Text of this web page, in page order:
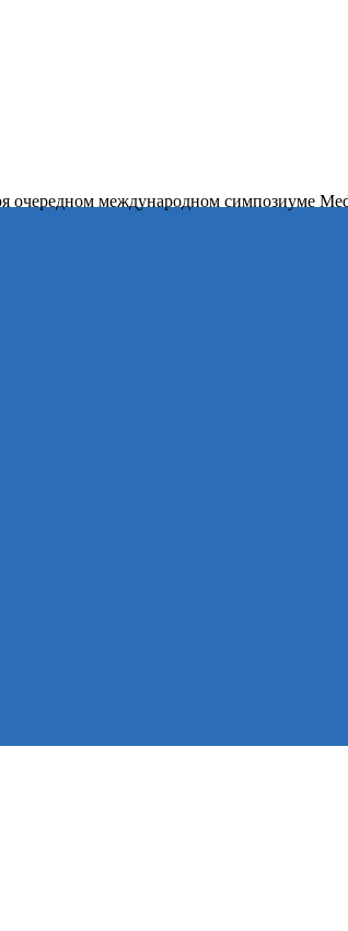
очередном международном симпозиуме